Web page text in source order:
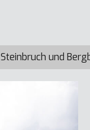
Steinbruch und